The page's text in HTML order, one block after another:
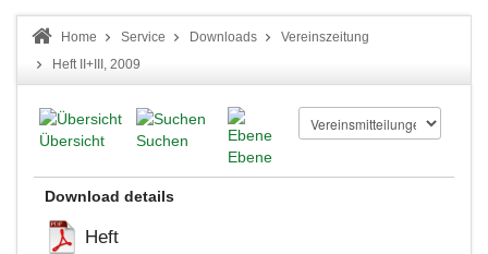
Home Service Downloads
Vereinszeitung
Heft II+III, 2009
Übersicht
Suchen
Ebene
Download details
Heft